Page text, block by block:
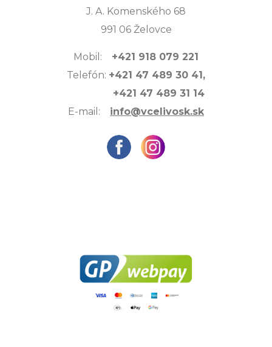
J. A. Komenského 68
991 06 Želovce
Mobil: +421 918 079 221
Telefón: +421 47 489 30 41,
+421 47 489 31 14
E-mail: info@vcelivosk.sk